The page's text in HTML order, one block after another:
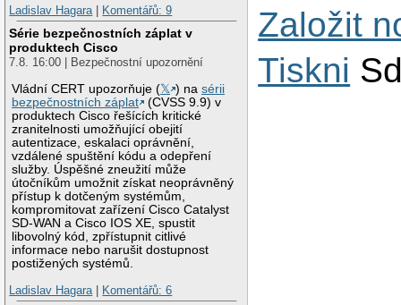
Ladislav Hagara | Komentářů: 9
Série bezpečnostních záplat v
produktech Cisco
7.8. 16:00 | Bezpečnostní upozornění
Vládní CERT upozorňuje (𝕏 ) nasérii
bezpečnostních záplat
(CVSS 9.9) v
produktech Cisco řešících kritické
zranitelnosti umožňující obejití
autentizace, eskalaci oprávnění,
vzdálené spuštění kódu a odepření
služby. Úspěšné zneužití může
útočníkům umožnit získat neoprávněný
přístup k dotčeným systémům,
kompromitovat zařízení Cisco Catalyst
SD-WAN a Cisco IOS XE, spustit
libovolný kód, zpřístupnit citlivé
informace nebo narušit dostupnost
postižených systémů.
Ladislav Hagara | Komentářů: 6
Založit
Tiskni